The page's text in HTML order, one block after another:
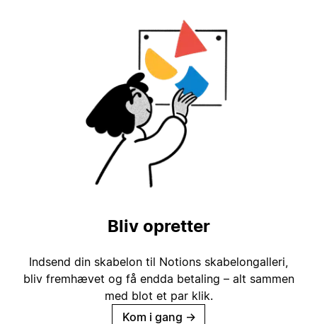
Bliv opretter
Indsend din skabelon til Notions skabelongalleri,
bliv fremhævet og få endda betaling – alt sammen
med blot et par klik.
Kom i gang →